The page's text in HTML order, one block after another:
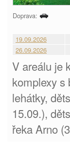
Doprava:
19.09.2026
26.09.2026
V areálu je
komplexy s
lehátky,
15.09.),
řeka Arno